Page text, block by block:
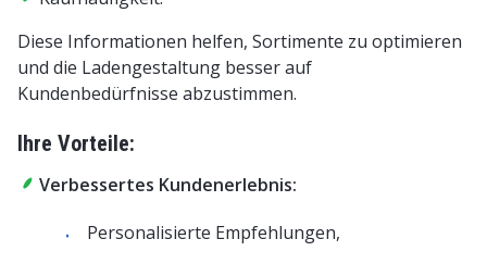
Diese Informationen helfen, Sortimente zu optimieren
und die Ladengestaltung besser auf
Kundenbedürfnisse abzustimmen.
Ihre Vorteile:
Verbessertes Kundenerlebnis:
Personalisierte Empfehlungen,